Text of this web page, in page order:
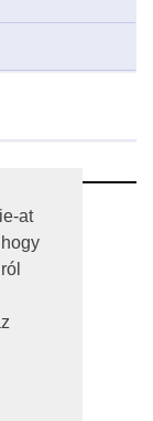
at